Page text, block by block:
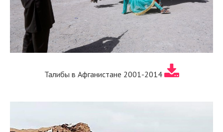
Талибы в Афганистане 2001-2014